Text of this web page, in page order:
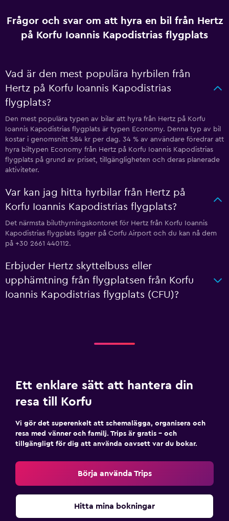
Frågor och svar om att hyra en bil från Hertz
på Korfu Ioannis Kapodistrias flygplats
Vad är den mest populära hyrbilen från
Hertz på Korfu Ioannis Kapodistrias
flygplats?
Den mest populära typen av bilar att hyra från Hertz på Korfu
Ioannis Kapodistrias flygplats är typen Economy. Denna typ av bil
kostar i genomsnitt 584 kr per dag. 34 % av användare föredrar att
hyra biltypen Economy från Hertz på Korfu Ioannis Kapodistrias
flygplats på grund av priset, tillgängligheten och deras planerade
aktiviteter.
Var kan jag hitta hyrbilar från Hertz på
Korfu Ioannis Kapodistrias flygplats?
Det närmsta biluthyrningskontoret för Hertz från Korfu Ioannis
Kapodistrias flygplats ligger på Corfu Airport och du kan nå dem
på +30 2661 440112.
Erbjuder Hertz skyttelbuss eller
upphämtning från flygplatsen från Korfu
Ioannis Kapodistrias flygplats (CFU)?
Ett enklare sätt att hantera din
resa till Korfu
Vi gör det superenkelt att schemalägga, organisera och
resa med vänner och familj. Trips är gratis – och
tillgängligt för dig att använda oavsett var du bokar.
Börja använda Trips
Hitta mina bokningar